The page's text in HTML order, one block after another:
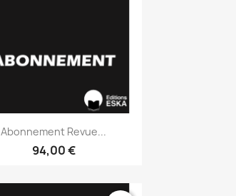
Aperçu rapide
Abonnement Revue...
94,00 €